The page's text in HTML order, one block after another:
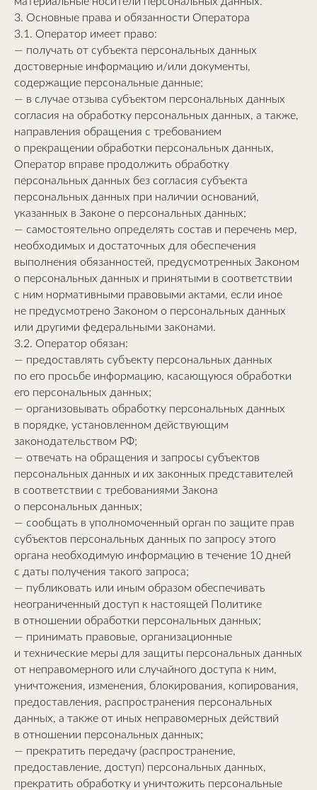
3. Основные права и обязанности Оператора
3.1. Оператор имеет право:
— получать от субъекта персональных данных
достоверные информацию и/или документы,
содержащие персональные данные;
— в случае отзыва субъектом персональных данных
согласия на обработку персональных данных, а также,
направления обращения с требованием
о прекращении обработки персональных данных,
Оператор вправе продолжить обработку
персональных данных без согласия субъекта
персональных данных при наличии оснований,
указанных в Законе о персональных данных;
— самостоятельно определять состав и перечень мер,
необходимых и достаточных для обеспечения
выполнения обязанностей, предусмотренных Законом
о персональных данных и принятыми в соответствии
с ним нормативными правовыми актами, если иное
не предусмотрено Законом о персональных данных
или другими федеральными законами.
3.2. Оператор обязан:
— предоставлять субъекту персональных данных
по его просьбе информацию, касающуюся обработки
его персональных данных;
— организовывать обработку персональных данных
в порядке, установленном действующим
законодательством РФ;
— отвечать на обращения и запросы субъектов
персональных данных и их законных представителей
в соответствии с требованиями Закона
о персональных данных;
— сообщать в уполномоченный орган по защите прав
субъектов персональных данных по запросу этого
органа необходимую информацию в течение 10 дней
с даты получения такого запроса;
— публиковать или иным образом обеспечивать
неограниченный доступ к настоящей Политике
в отношении обработки персональных данных;
— принимать правовые, организационные
и технические меры для защиты персональных данных
от неправомерного или случайного доступа к ним,
уничтожения, изменения, блокирования, копирования,
предоставления, распространения персональных
данных, а также от иных неправомерных действий
в отношении персональных данных;
— прекратить передачу (распространение,
предоставление, доступ) персональных данных,
прекратить обработку и уничтожить персональные